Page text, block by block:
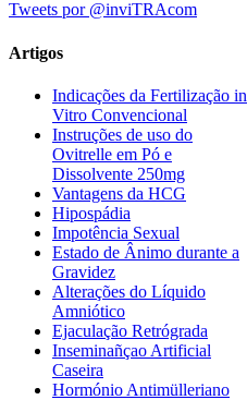
Tweets por @inviTRAcom
Artigos
Indicações da Fertilização in
Vitro Convencional
Instruções de uso do
Ovitrelle em Pó e
Dissolvente 250mg
Vantagens da HCG
Hipospádia
Impotência Sexual
Estado de Ânimo durante a
Gravidez
Alterações do Líquido
Amniótico
Ejaculação Retrógrada
Inseminañçao Artificial
Caseira
Hormónio Antimülleriano